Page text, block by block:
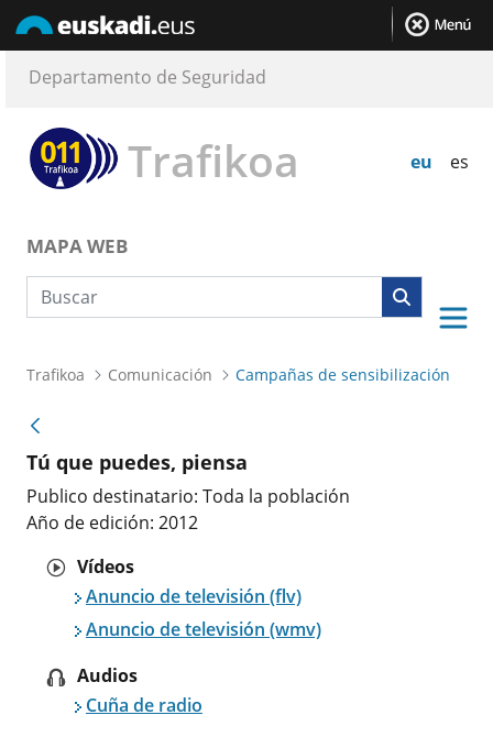
Trafikoa eu es
Departamento de Seguridad
MAPA WEB
Búsqueda web
Trafikoa Comunicación Campañas de sensibilización
Tú que puedes, piensa
Publico destinatario: Toda la población
Año de edición: 2012
Vídeos
Anuncio de televisión (flv)
Anuncio de televisión (wmv)
Audios
Cuña de radio